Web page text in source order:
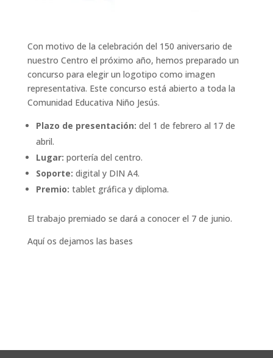
Con motivo de la celebración del 150 aniversario de
nuestro Centro el próximo año, hemos preparado un
concurso para elegir un logotipo como imagen
representativa. Este concurso está abierto a toda la
Comunidad Educativa Niño Jesús.
Plazo de presentación: del 1 de febrero al 17 de
abril.
Lugar: portería del centro.
Soporte: digital y DIN A4.
Premio: tablet gráfica y diploma.
El trabajo premiado se dará a conocer el 7 de junio.
Aquí os dejamos las bases